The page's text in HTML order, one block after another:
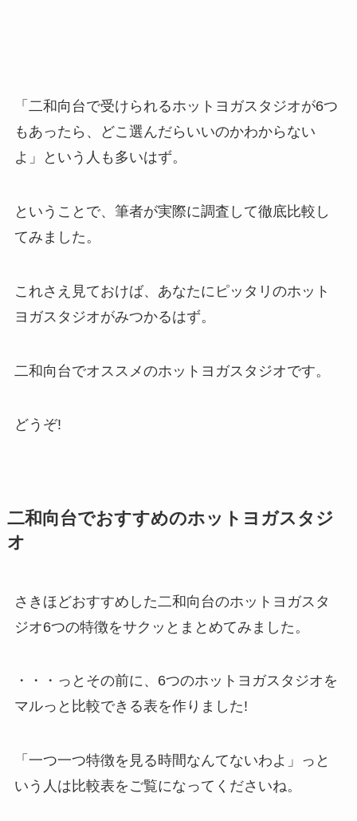
「二和向台で受けられるホットヨガスタジオが6つ
もあったら、どこ選んだらいいのかわからない
よ」という人も多いはず。
ということで、筆者が実際に調査して徹底比較し
てみました。
これさえ見ておけば、あなたにピッタリのホット
ヨガスタジオがみつかるはず。
二和向台でオススメのホットヨガスタジオです。
どうぞ!
二和向台でおすすめのホットヨガスタジ
オ
さきほどおすすめした二和向台のホットヨガスタ
ジオ6つの特徴をサクッとまとめてみました。
・・・っとその前に、6つのホットヨガスタジオを
マルっと比較できる表を作りました!
「一つ一つ特徴を見る時間なんてないわよ」っと
いう人は比較表をご覧になってくださいね。